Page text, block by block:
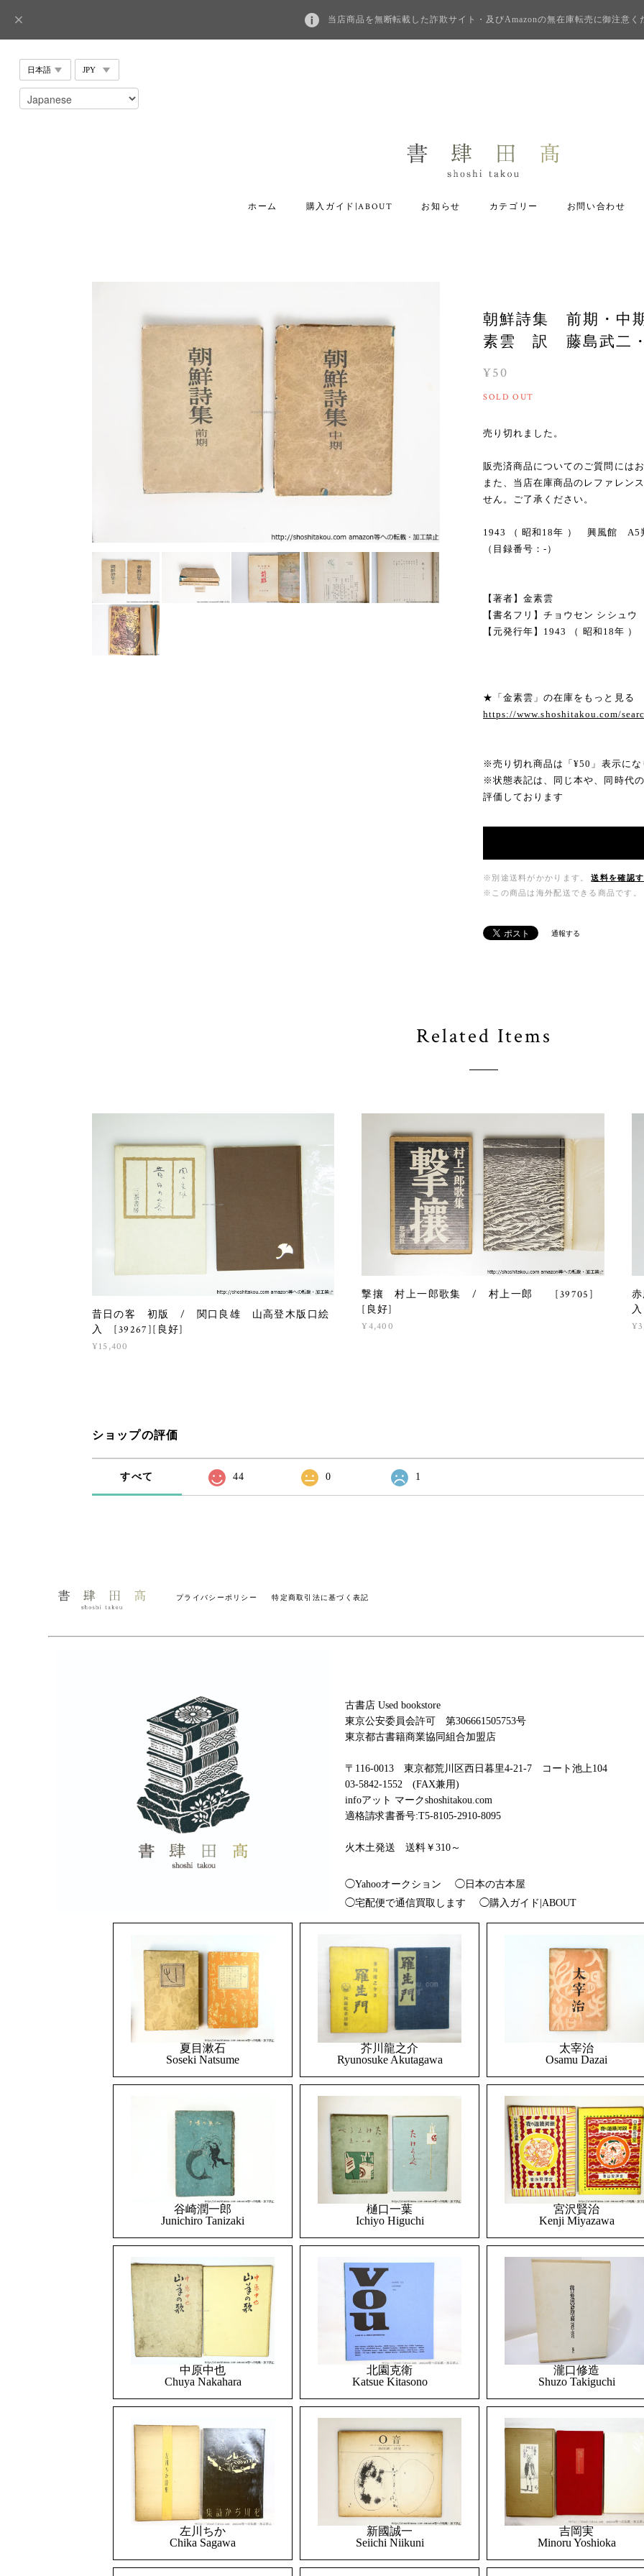
当店商品を無断転載した詐欺サイト・及びAmazonの無在庫転売に御注意く
ホーム 購入ガイド|ABOUT お知らせ カテゴリー お問い合わせ
朝鮮詩集 前期・
素雲 訳 藤島武二
¥50
SOLD OUT
売り切れました。
販売済商品についてのご質問には
また、当店在庫商品のレファレン
せん。ご了承ください。
1943 （ 昭和18年 ） 興風館
（目録番号：-）
【著者】金素雲
【書名フリ】チョウセン シシュウ
【元発行年】1943 （ 昭和18年 ）
★「金素雲」の在庫をもっと見る
https://www.shoshitakou.com/
※売り切れ商品は「¥50」表示にな
※状態表記は、同じ本や、同時代
評価しております
※別途送料がかかります。
送料を確認す
※この商品は海外配送できる商品です。
通報する
Related Items
昔日の客 初版 / 関口良雄 山高登木版口絵
入 [39267][良好]
¥15,400
撃攘 村上一郎歌集 / 村上一郎 [39705]
[良好]
¥4,400
ショップの評価
すべて 44 0 1
プライバシーポリシー 特定商取引法に基づく表記
古書店 Used bookstore
東京公安委員会許可 第306661505753号
東京都古書籍商業協同組合加盟店
〒116-0013 東京都荒川区西日暮里4-21-7 コート池上104
03-5842-1552 (FAX兼用)
infoアット マークshoshitakou.com
適格請求書番号:T5-8105-2910-8095
火木土発送 送料￥310～
◯Yahooオークション
◯日本の古本屋
◯宅配便で通信買取します
◯購入ガイド|ABOUT
夏目漱石
Soseki Natsume
芥川龍之介
Ryunosuke Akutagawa
太宰治
Osamu Dazai
谷崎潤一郎
Junichiro Tanizaki
樋口一葉
Ichiyo Higuchi
宮沢賢治
Kenji Miyazawa
中原中也
Chuya Nakahara
北園克衛
Katsue Kitasono
瀧口修造
Shuzo Takiguchi
左川ちか
Chika Sagawa
新國誠一
Seiichi Niikuni
吉岡実
Minoru Yoshioka